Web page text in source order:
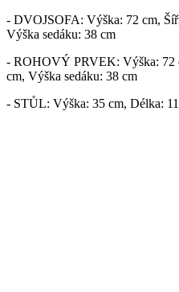
- DVOJSOFA: Výška: 72 cm,
Výška sedáku: 38 cm
- ROHOVÝ PRVEK: Výška: 72
cm, Výška sedáku: 38 cm
- STŮL: Výška: 35 cm, Délka: